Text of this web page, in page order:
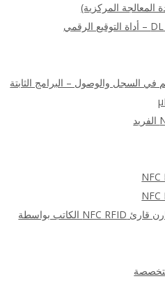
المعالجة المركزية)
السجل والوصول – البرامج الثابتة
جدول مقارنة الأجهزة – قارن قارئ NFC RFID الكاتب بواسطة